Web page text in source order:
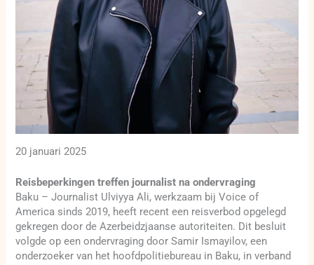
20 januari 2025
Reisbeperkingen treffen journalist na ondervraging
Baku – Journalist Ulviyya Ali, werkzaam bij Voice of
America sinds 2019, heeft recent een reisverbod opgelegd
gekregen door de Azerbeidzjaanse autoriteiten. Dit besluit
volgde op een ondervraging door Samir Ismayilov, een
onderzoeker van het hoofdpolitiebureau in Baku, in verband